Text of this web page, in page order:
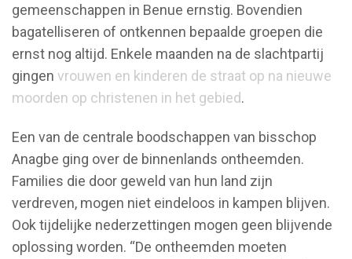
gemeenschappen in Benue ernstig. Bovendien
bagatelliseren of ontkennen bepaalde groepen die
ernst nog altijd. Enkele maanden na de slachtpartij
gingen vrouwen en kinderen de straat op na nieuwe
moorden op christenen in het gebied.
Een van de centrale boodschappen van bisschop
Anagbe ging over de binnenlands ontheemden.
Families die door geweld van hun land zijn
verdreven, mogen niet eindeloos in kampen blijven.
Ook tijdelijke nederzettingen mogen geen blijvende
oplossing worden. “De ontheemden moeten